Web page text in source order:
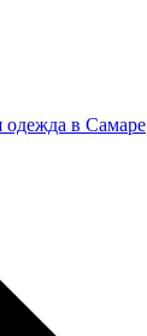
одежда в Самаре